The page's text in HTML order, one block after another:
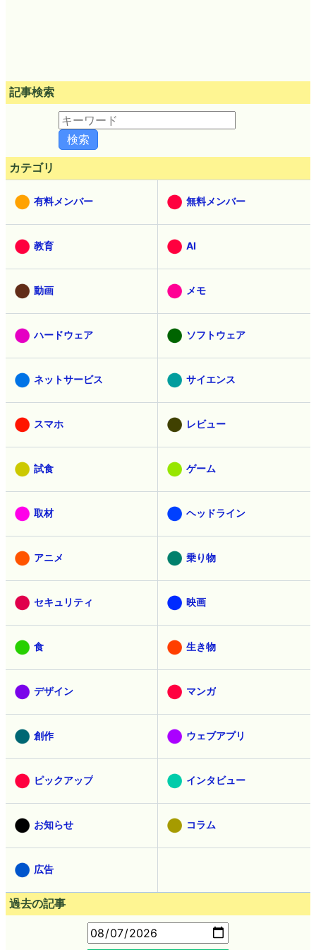
記事検索
カテゴリ
有料メンバー 無料メンバー
教育 AI
動画 メモ
ハードウェア ソフトウェア
ネットサービス サイエンス
スマホ レビュー
試食 ゲーム
取材 ヘッドライン
アニメ 乗り物
セキュリティ 映画
食 生き物
デザイン マンガ
創作 ウェブアプリ
ピックアップ インタビュー
お知らせ コラム
広告
過去の記事